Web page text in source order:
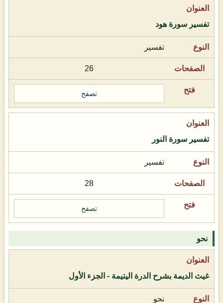
تفسير سورة هود
تفسير
26
تصفح
تفسير سورة النور
تفسير
28
تصفح
نحو
غيث الديمة بشرح الدرة اليتيمة - الجزء الأول
نحو